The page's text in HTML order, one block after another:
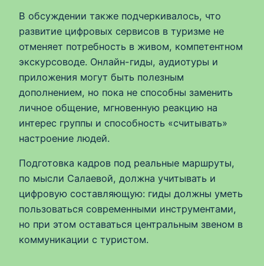
В обсуждении также подчеркивалось, что
развитие цифровых сервисов в туризме не
отменяет потребность в живом, компетентном
экскурсоводе. Онлайн-гиды, аудиотуры и
приложения могут быть полезным
дополнением, но пока не способны заменить
личное общение, мгновенную реакцию на
интерес группы и способность «считывать»
настроение людей.
Подготовка кадров под реальные маршруты,
по мысли Салаевой, должна учитывать и
цифровую составляющую: гиды должны уметь
пользоваться современными инструментами,
но при этом оставаться центральным звеном в
коммуникации с туристом.